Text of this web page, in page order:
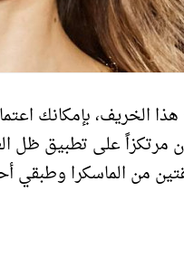
الخريف، بإمكانك
على تطبيق ظل
من الماسكرا وطبقي